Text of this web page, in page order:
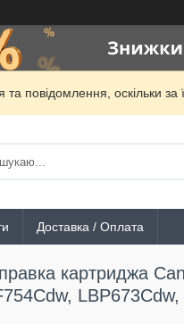
повідомлення, оскільки
Доставка / Оплата
картриджа